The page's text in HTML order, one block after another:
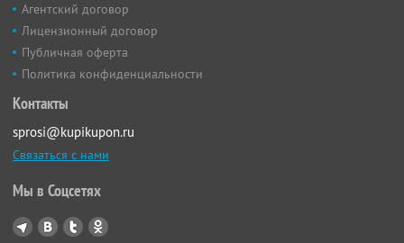
Агентский договор
Лицензионный договор
Публичная оферта
Политика конфиденциальности
Контакты
sprosi@kupikupon.ru
Связаться с нами
Мы в Соцсетях